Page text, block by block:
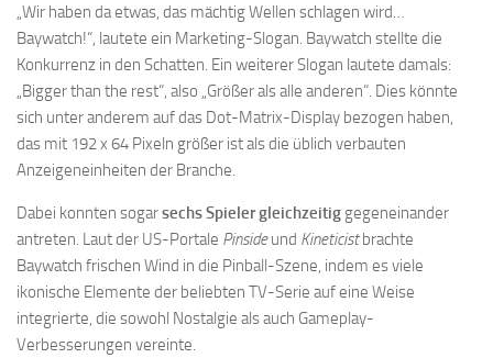
„Wir haben da etwas, das mächtig Wellen schlagen wird…
Baywatch!“, lautete ein Marketing-Slogan. Baywatch stellte die
Konkurrenz in den Schatten. Ein weiterer Slogan lautete damals:
„Bigger than the rest“, also „Größer als alle anderen“. Dies könnte
sich unter anderem auf das Dot-Matrix-Display bezogen haben,
das mit 192 x 64 Pixeln größer ist als die üblich verbauten
Anzeigeneinheiten der Branche.
Dabei konnten sogarsechs Spieler gleichzeitig gegeneinander
antreten. Laut der US-Portale Pinsideund Kineticistbrachte
Baywatch frischen Wind in die Pinball-Szene, indem es viele
ikonische Elemente der beliebten TV-Serie auf eine Weise
integrierte, die sowohl Nostalgie als auch Gameplay-
Verbesserungen vereinte.